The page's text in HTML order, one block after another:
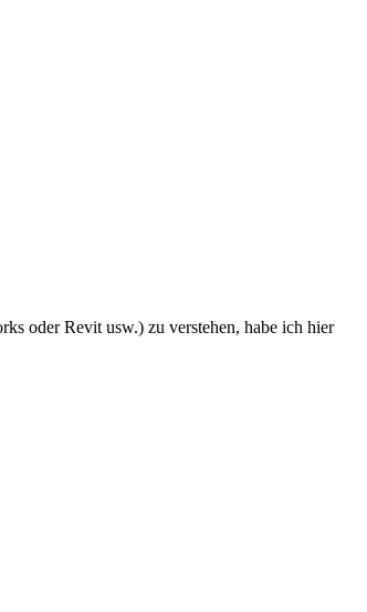
oder Revit usw.) zu verstehen, habe ich hier